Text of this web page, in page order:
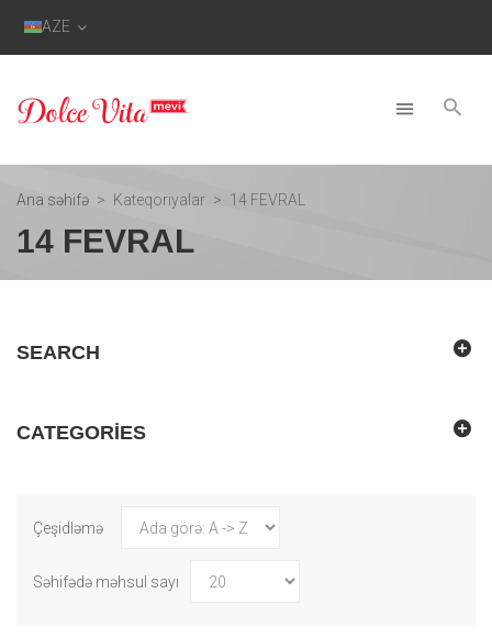
AZE
Ana səhifə Kateqoriyalar 14 FEVRAL
14 FEVRAL
SEARCH
CATEGORIES
Çeşidləmə
Səhifədə məhsul sayı